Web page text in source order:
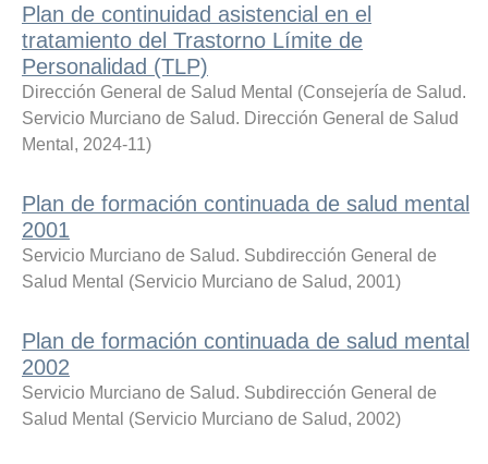
Plan de continuidad asistencial en el
tratamiento del Trastorno Límite de
Personalidad (TLP)
Dirección General de Salud Mental (Consejería de Salud.
Servicio Murciano de Salud. Dirección General de Salud
Mental , 2024-11)
Plan de formación continuada de salud mental
2001
Servicio Murciano de Salud. Subdirección General de
Salud Mental (Servicio Murciano de Salud, 2001)
Plan de formación continuada de salud mental
2002
Servicio Murciano de Salud. Subdirección General de
Salud Mental (Servicio Murciano de Salud, 2002)